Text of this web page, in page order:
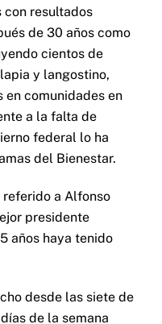
con resultados
de 30 años como
cientos de
y langostino,
en comunidades en
a la falta de
federal lo ha
del Bienestar.
referido a Alfonso
presidente
años haya tenido
desde las siete de
de la semana